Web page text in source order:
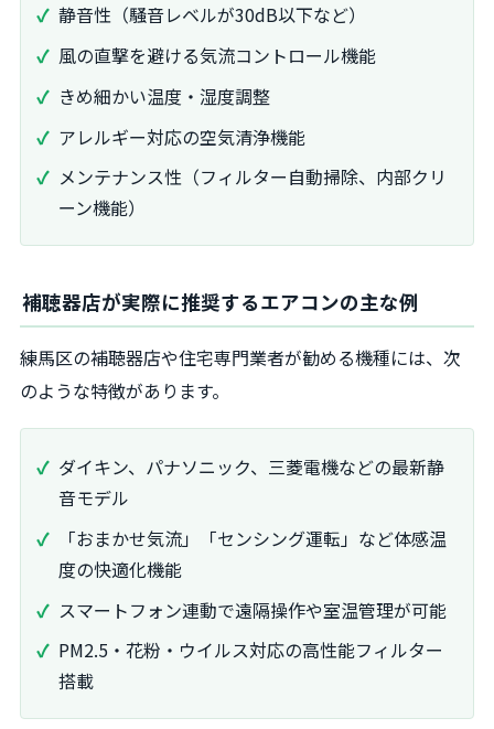
静音性（騒音レベルが30dB以下など）
風の直撃を避ける気流コントロール機能
きめ細かい温度・湿度調整
アレルギー対応の空気清浄機能
メンテナンス性（フィルター自動掃除、内部クリ
ーン機能）
補聴器店が実際に推奨するエアコンの主な例
練馬区の補聴器店や住宅専門業者が勧める機種には、次
のような特徴があります。
ダイキン、パナソニック、三菱電機などの最新静
音モデル
「おまかせ気流」「センシング運転」など体感温
度の快適化機能
スマートフォン連動で遠隔操作や室温管理が可能
PM2.5・花粉・ウイルス対応の高性能フィルター
搭載